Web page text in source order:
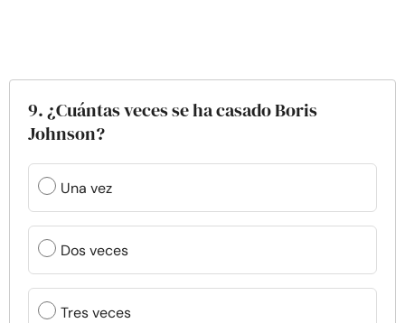
9. ¿Cuántas veces se ha casado Boris
Johnson?
Una vez
Dos veces
Tres veces